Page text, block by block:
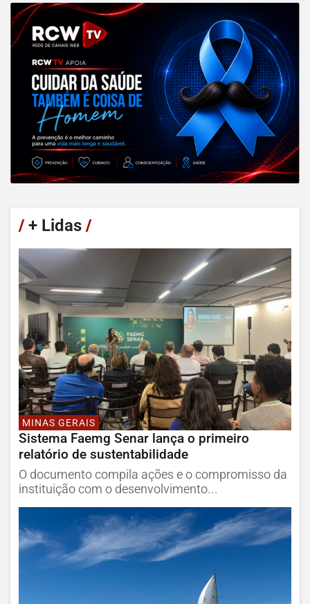
/+ Lidas /
MINAS GERAIS
Sistema Faemg Senar lança o primeiro
relatório de sustentabilidade
O documento compila ações e o compromisso da
instituição com o desenvolvimento...